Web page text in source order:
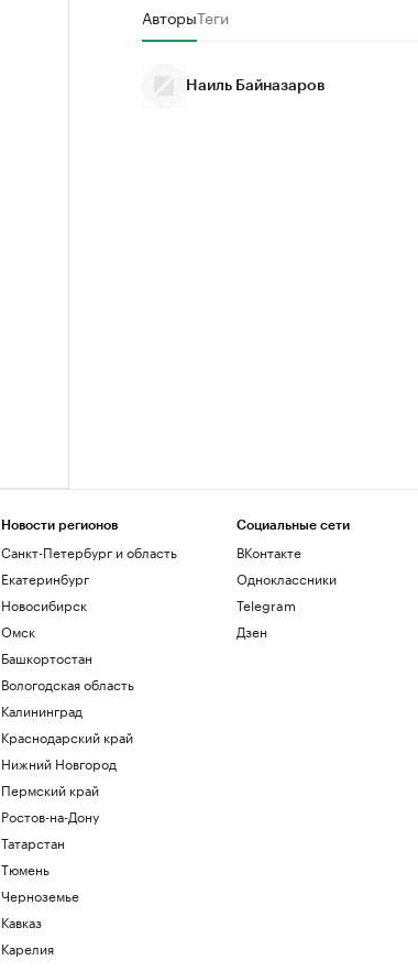
АвторыТеги
Наиль Байназаров
Новости регионов
Санкт-Петербург и область
Екатеринбург
Новосибирск
Омск
Башкортостан
Вологодская область
Калининград
Краснодарский край
Нижний Новгород
Пермский край
Ростов-на-Дону
Татарстан
Тюмень
Черноземье
Кавказ
Карелия
Социальные сети
ВКонтакте
Одноклассники
Telegram
Дзен